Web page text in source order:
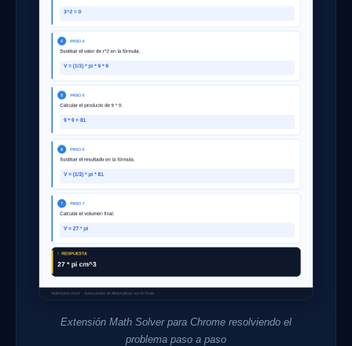
Extensión Math Solver para Chrome resolviendo el
problema paso a paso